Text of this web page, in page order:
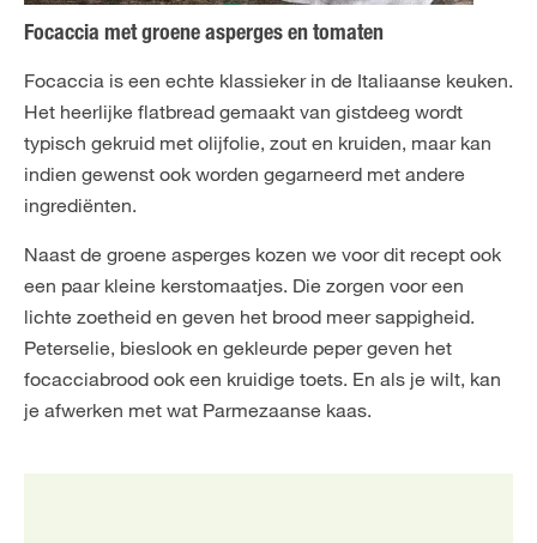
Focaccia met groene asperges en tomaten
Focaccia is een echte klassieker in de Italiaanse keuken.
Het heerlijke flatbread gemaakt van gistdeeg wordt
typisch gekruid met olijfolie, zout en kruiden, maar kan
indien gewenst ook worden gegarneerd met andere
ingrediënten.
Naast de groene asperges kozen we voor dit recept ook
een paar kleine kerstomaatjes. Die zorgen voor een
lichte zoetheid en geven het brood meer sappigheid.
Peterselie, bieslook en gekleurde peper geven het
focacciabrood ook een kruidige toets. En als je wilt, kan
je afwerken met wat Parmezaanse kaas.